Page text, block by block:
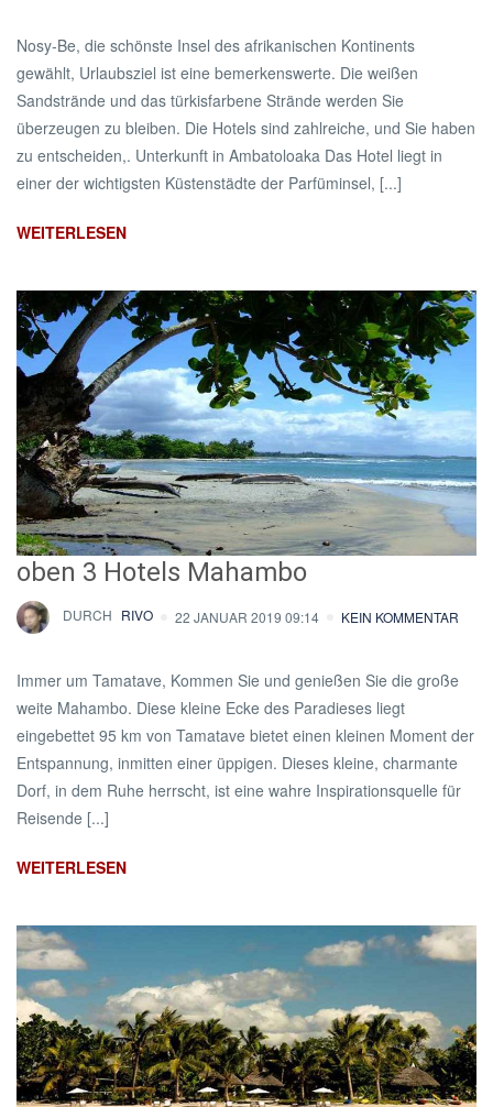
Nosy-Be, die schönste Insel des afrikanischen Kontinents
gewählt, Urlaubsziel ist eine bemerkenswerte. Die weißen
Sandstrände und das türkisfarbene Strände werden Sie
überzeugen zu bleiben. Die Hotels sind zahlreiche, und Sie haben
zu entscheiden,. Unterkunft in Ambatoloaka Das Hotel liegt in
einer der wichtigsten Küstenstädte der Parfüminsel, [...]
WEITERLESEN
oben 3 Hotels Mahambo
DURCH RIVO 22 JANUAR 2019 09:14 KEIN KOMMENTAR
Immer um Tamatave, Kommen Sie und genießen Sie die große
weite Mahambo. Diese kleine Ecke des Paradieses liegt
eingebettet 95 km von Tamatave bietet einen kleinen Moment der
Entspannung, inmitten einer üppigen. Dieses kleine, charmante
Dorf, in dem Ruhe herrscht, ist eine wahre Inspirationsquelle für
Reisende [...]
WEITERLESEN